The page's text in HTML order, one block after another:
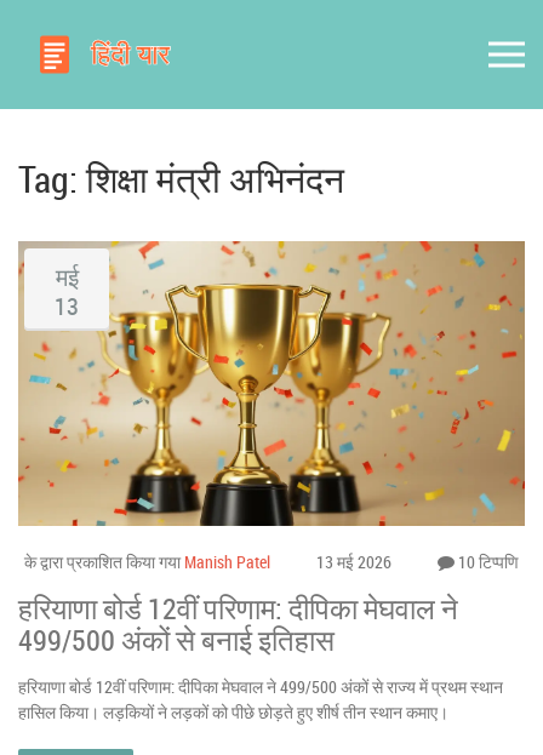
Tag: शिक्षा मंत्री अभिनंदन
मई
13
के द्वारा प्रकाशित किया गया Manish Patel 13 मई 2026 10 टिप्पणि
हरियाणा बोर्ड 12वीं परिणाम: दीपिका मेघवाल ने
499/500 अंकों से बनाई इतिहास
हरियाणा बोर्ड 12वीं परिणाम: दीपिका मेघवाल ने 499/500 अंकों से राज्य में प्रथम स्थान
हासिल किया। लड़कियों ने लड़कों को पीछे छोड़ते हुए शीर्ष तीन स्थान कमाए।